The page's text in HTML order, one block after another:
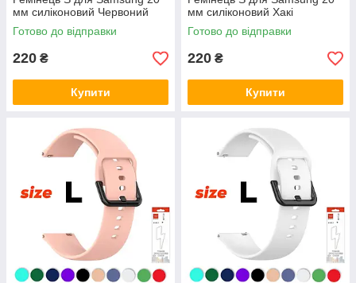
мм силіконовий Червоний
Готово до відправки
220 ₴
Купити
мм силіконовий Хакі
Готово до відправки
220 ₴
Купити